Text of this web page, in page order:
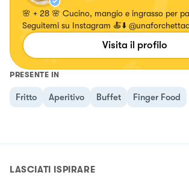
🌸 + 28 🌸 Cucino, mangio e ingrasso per
Seguitemi su Instagram 🍝⬇️
Visita il profilo
PRESENTE IN
Fritto Aperitivo Buffet Finger Food
LASCIATI ISPIRARE